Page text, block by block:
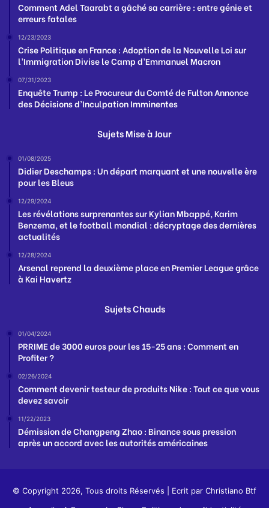
Comment Adel Taarabt a gâché sa carrière : entre génie et
erreurs fatales
12/23/2023
Crise Politique en France : Adoption de la Nouvelle Loi sur
l’Immigration Divise le Camp d’Emmanuel Macron
07/31/2023
Enquête Trump : Le Procureur du Comté de Fulton Annonce
des Décisions d’Inculpation Imminentes
Sujets Mise à Jour
01/08/2025
Didier Deschamps : Un départ marquant et une nouvelle ère
pour les Bleus
12/29/2024
Les révélations surprenantes sur Kylian Mbappé, Karim
Benzema, et le football mondial : décryptage des dernières
actualités
12/28/2024
Arsenal reprend la deuxième place en Premier League grâce
à Kai Havertz
Sujets Chauds
01/04/2024
PRRIME de 3000 euros pour les 15-25 ans : Comment en
Profiter ?
02/26/2024
Comment devenir testeur de produits Nike : Tout ce que vous
devez savoir
11/22/2023
Démission de Changpeng Zhao : Binance sous pression
après un accord avec les autorités américaines
© Copyright 2026, Tous droits Réservés | Ecrit par Christiano Btf